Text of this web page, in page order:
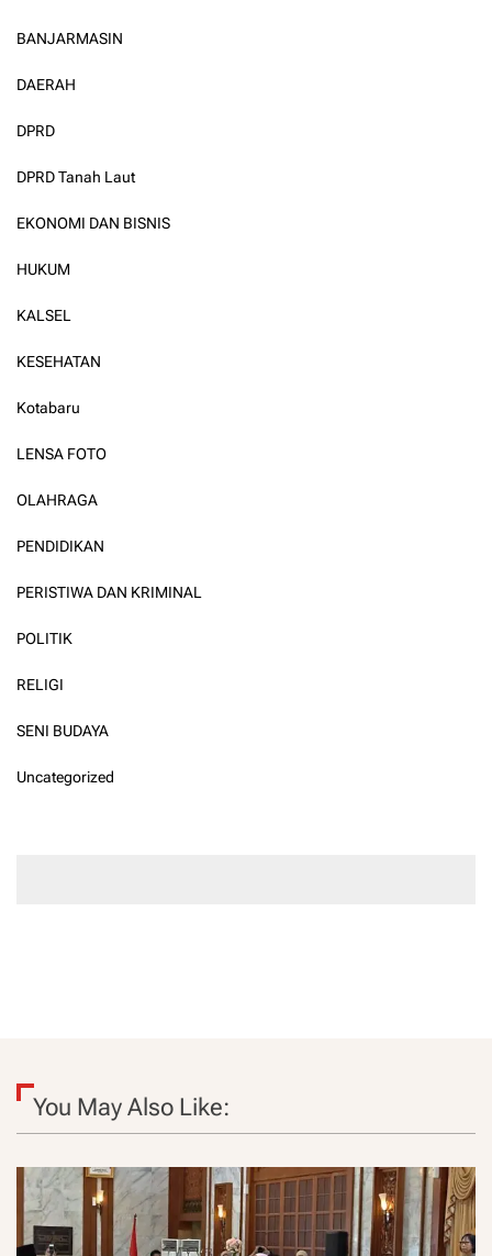
BANJARMASIN
DAERAH
DPRD
DPRD Tanah Laut
EKONOMI DAN BISNIS
HUKUM
KALSEL
KESEHATAN
Kotabaru
LENSA FOTO
OLAHRAGA
PENDIDIKAN
PERISTIWA DAN KRIMINAL
POLITIK
RELIGI
SENI BUDAYA
Uncategorized
You May Also Like: